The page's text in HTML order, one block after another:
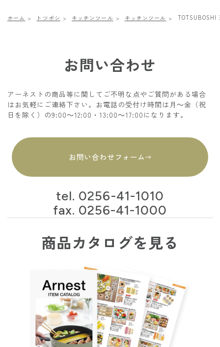
ホーム トツボシ キッチンツール キッチンツール TOTSUBOSHI
お問い合わせ
アーネストの商品等に関してご不明な点やご質問がある場合
はお気軽にご連絡下さい。お電話の受付け時間は月～金（祝
日を除く）の9:00～12:00・13:00～17:00になります。
お問い合わせフォーム
tel. 0256-41-1010
fax. 0256-41-1000
商品カタログを見る